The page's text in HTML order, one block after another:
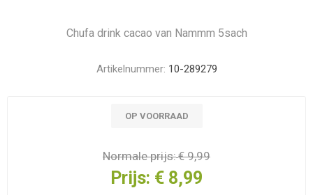
Chufa drink cacao van Nammm 5sach
Artikelnummer: 10-289279
OP VOORRAAD
Normale prijs:€ 9,99
Prijs: € 8,99